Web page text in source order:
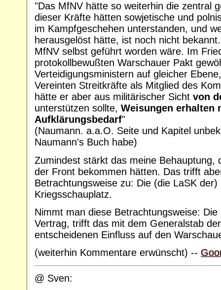
"Das MfNV hätte so weiterhin die zentral
dieser Kräfte hätten sowjetische und
im Kampfgeschehen unterstanden, und
herausgelöst hätte, ist noch nicht
MfNV selbst geführt worden wäre. Im
protokollbewußten Warschauer Pakt
Verteidigungsministern auf gleicher
Vereinten Streitkräfte als Mitglied des
hätte er aber aus militärischer Sicht von
unterstützen sollte, Weisungen erhalten
Aufklärungsbedarf"
(Naumann. a.a.O. Seite und Kapitel
Naumann's Buch habe)
Zumindest stärkt das meine Behauptung,
der Front bekommen hätten. Das trifft
Betrachtungsweise zu: Die (die LaSK
Kriegsschauplatz.
Nimmt man diese Betrachtungsweise:
Vertrag, trifft das mit dem Generalstab
entscheidenen Einfluss auf den
(weiterhin Kommentare erwünscht) --
@ Sven: